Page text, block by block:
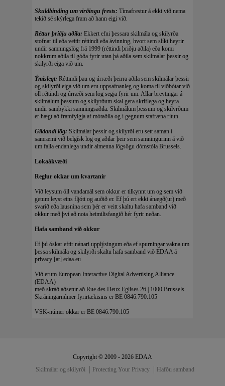
Skuldbinding um virðingu frests: Tímafrestur á ekki við nema
tekið sé skýrlega fram að hann eigi við.
Réttur þriðju aðila: Ekkert efni þessara skilmála og skilyrða
stofnar til eða veitir réttindi eða ávinning, hvort sem slíkt heyrir
undir samningslög frá 1999 (réttindi þriðju aðila) eða komi
nokkrum aðila til góða fyrir utan þá aðila sem skilmálar þessir og
skilyrði eiga við um.
Ýmislegt: Réttindi þau og úrræði þeirra aðila sem skilmálar þessir
og skilyrði eiga við um eru uppsafnanleg og koma til viðbótar við
öll réttindi og úrræði sem lög segja fyrir um. Allar breytingar á
skilmálum þessum og skilyrðum skal gera skriflega og heyra
undir samþykki samningsaðila. Skilmálum þessum og skilyrðum
er hægt að framfylgja af mótaðila og í gegnum stafræna ritun.
Gildandi lög: Skilmálar þessir og skilyrði eru sett saman í
samræmi við belgísk lög og aðilar þeir sem samningurinn á við
um falla endanlega undir almenna lögsögu dómstóla Brussels.
Lokaákvæði
Reglur okkar um kvartanir
Við leysum öll vandamál sem okkur er tilkynnt um og sem við
getum leyst eins fljótt og auðið er. Ef þú ert ekki ánægð(ur) með
svarið eða lausnina sem þér er veitt skaltu hafa samband við
okkur með því að nota heimilisfangið hér fyrir neðan.
Hafa samband við okkur
Ef þú óskar eftir nánari upplýsingum eða ef spurningar vakna um
þessa skilmála og skilyrði skaltu hafa samband við EDAA á
privacy [at] edaa.eu
Við erum European Interactive Digital Advertising Alliance
(EDAA)
með skráð aðsetur að Rue des Deux Eglises 26 | 1000 Brussels
Skráningarnúmer fyrirtækisins er BE 0846.790.105
VSK-númer okkar er BE 0846.790.105
Copyright © 2009 - 2026 EDAA
Skilmálar og skilyrði
Protecting Your Privacy Hafðu samband